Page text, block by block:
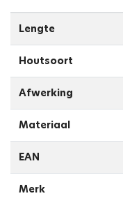
Lengte
Houtsoort
Afwerking
Materiaal
EAN
Merk